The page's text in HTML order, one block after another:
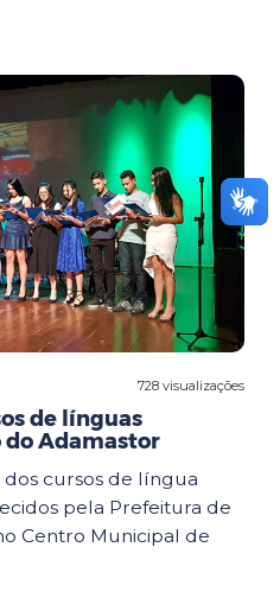
728 visualizações
de línguas
Adamastor
cursos de língua
pela Prefeitura de
Centro Municipal de